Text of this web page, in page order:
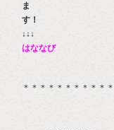
ま
↓↓↓
はななび
＊＊＊＊＊＊＊＊＊＊